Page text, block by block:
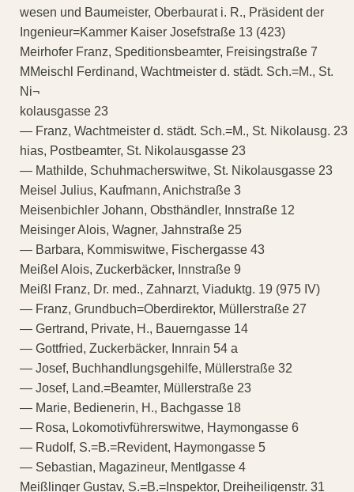
wesen und Baumeister, Oberbaurat i. R., Präsident der
Ingenieur=Kammer Kaiser Josefstraße 13 (423)
Meirhofer Franz, Speditionsbeamter, Freisingstraße 7
MMeischl Ferdinand, Wachtmeister d. städt. Sch.=M., St.
Ni¬
kolausgasse 23
— Franz, Wachtmeister d. städt. Sch.=M., St. Nikolausg. 23
hias, Postbeamter, St. Nikolausgasse 23
— Mathilde, Schuhmacherswitwe, St. Nikolausgasse 23
Meisel Julius, Kaufmann, Anichstraße 3
Meisenbichler Johann, Obsthändler, Innstraße 12
Meisinger Alois, Wagner, Jahnstraße 25
— Barbara, Kommiswitwe, Fischergasse 43
Meißel Alois, Zuckerbäcker, Innstraße 9
Meißl Franz, Dr. med., Zahnarzt, Viaduktg. 19 (975 IV)
— Franz, Grundbuch=Oberdirektor, Müllerstraße 27
— Gertrand, Private, H., Bauerngasse 14
— Gottfried, Zuckerbäcker, Innrain 54 a
— Josef, Buchhandlungsgehilfe, Müllerstraße 32
— Josef, Land.=Beamter, Müllerstraße 23
— Marie, Bedienerin, H., Bachgasse 18
— Rosa, Lokomotivführerswitwe, Haymongasse 6
— Rudolf, S.=B.=Revident, Haymongasse 5
— Sebastian, Magazineur, Mentlgasse 4
Meißlinger Gustav, S.=B.=Inspektor, Dreiheiligenstr. 31